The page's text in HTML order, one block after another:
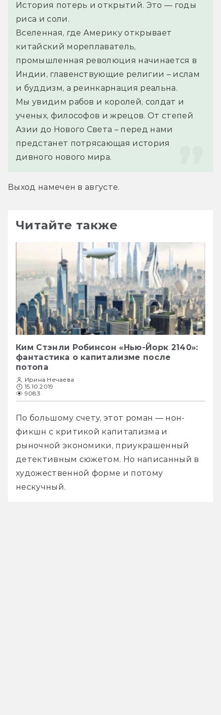
История потерь и открытий. Это — годы
риса и соли.
Вселенная, где Америку открывает
китайский мореплаватель,
промышленная революция начинается в
Индии, главенствующие религии – ислам
и буддизм, а реинкарнация реальна.
Мы увидим рабов и королей, солдат и
ученых, философов и жрецов. От степей
Азии до Нового Света – перед нами
предстанет потрясающая история
дивного нового мира.
Выход намечен в августе.
Читайте также
Ким Стэнли Робинсон «Нью-Йорк 2140»:
фантастика о капитализме после
потопа
Ирина Нечаева
15.10.2019
9083
По большому счету, этот роман — нон-
фикшн с критикой капитализма и
рыночной экономики, приукрашенный
детективным сюжетом. Но написанный в
художественной форме и потому
нескучный.